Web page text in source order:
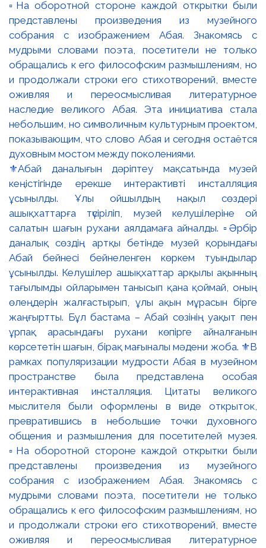
⚜️Абай даналығын дәріптеу мақсатында музей
кеңістігінде ерекше интерактивті инсталляция
ұсынылды. Ұлы ойшылдың нақыл сөздері
ашықхаттарға түсіріліп, музей келушілеріне ой
салатын шағын рухани аялдамаға айналды. ▫️Әрбір
даналық сөздің артқы бетінде музей қорындағы
Абай бейнесі бейнеленген көркем туындылар
ұсынылды. Келушілер ашықхаттар арқылы ақынның
тағылымды ойларымен танысып қана қоймай, оның
өлеңдерін жалғастырып, ұлы ақын мұрасын бірге
жаңғыртты. Бұл бастама – Абай сөзінің уақыт пен
ұрпақ арасындағы рухани көпірге айналғанын
көрсететін шағын, бірақ мағыналы мәдени жоба. ⚜️В
рамках популяризации мудрости Абая в музейном
пространстве была представлена особая
интерактивная инсталляция. Цитаты великого
мыслителя были оформлены в виде открыток,
превратившись в небольшие точки духовного
общения и размышления для посетителей музея.
▫️На оборотной стороне каждой открытки были
представлены произведения из музейного
собрания с изображением Абая. Знакомясь с
мудрыми словами поэта, посетители не только
обращались к его философским размышлениям, но
и продолжали строки его стихотворений, вместе
оживляя и переосмысливая литературное